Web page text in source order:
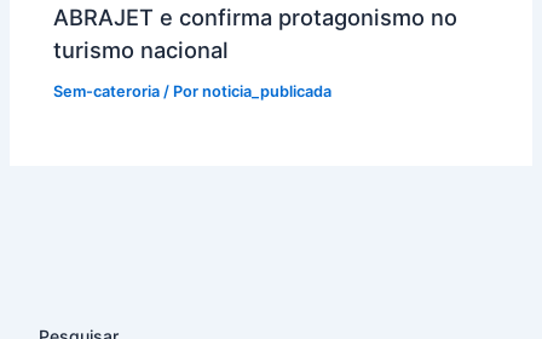
ABRAJET e confirma protagonismo no
turismo nacional
Sem-cateroria / Pornoticia_publicada